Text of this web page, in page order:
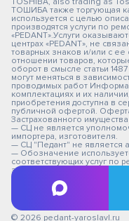
ТОШИБА также торгующая
используется с целью
производятся услуги по
«PEDANT».Услуги
центрах «PEDANT», не
товарных знаков и/или с
отношении товаров,
оборот в смысле статьи
могут меняться в
проводимых работ
комплектациях и их
приобретения доступна в
публичной офертой.
Застрахованного имущества
— СЦ не является
импортера, изготовителя.
— СЦ "Педант" не является
— Обозначение
соответствующих услуг по
заблуждение, а с целью
предоставляемых услугах в
Вся информация на сайте
© 2026 pedant-yaroslavl.ru